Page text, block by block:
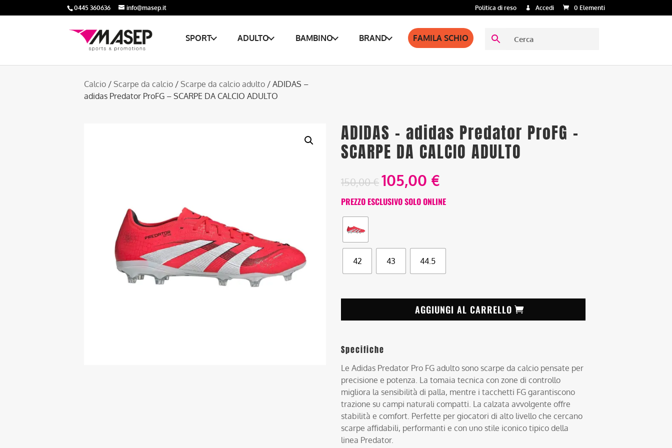
0445 360636 info@masep.it Politica di reso Accedi 0 Elementi
SPORT ADULTO BAMBINO BRAND FAMILA SCHIO
Calcio / Scarpe da calcio / Scarpe da calcio adulto / ADIDAS –
adidas Predator ProFG – SCARPE DA CALCIO ADULTO
ADIDAS – adidas Predator ProFG –
SCARPE DA CALCIO ADULTO
150,00€105,00 €
PREZZO ESCLUSIVO SOLO ONLINE
42 43 44.5
AGGIUNGI AL CARRELLO
Specifiche
Le Adidas Predator Pro FG adulto sono scarpe da calcio pensate per
precisione e potenza. La tomaia tecnica con zone di controllo
migliora la sensibilità di palla, mentre i tacchetti FG garantiscono
trazione su campi naturali compatti. La calzata avvolgente offre
stabilità e comfort. Perfette per giocatori di alto livello che cercano
scarpe affidabili, performanti e con uno stile iconico tipico della
linea Predator.